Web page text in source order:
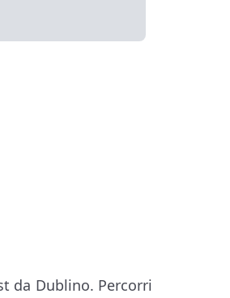
da Dublino. Percorri